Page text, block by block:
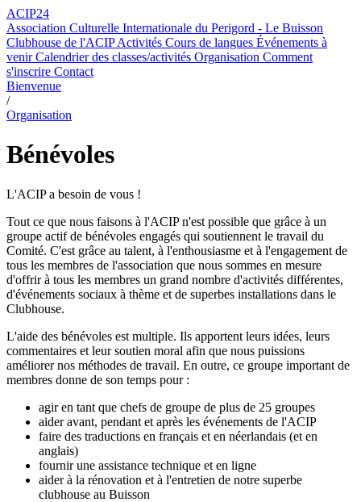
ACIP24
Association Culturelle Internationale du Perigord - Le Buisson
Clubhouse de l'ACIPActivités Cours de langues Événements à
venirCalendrier des classes/activités Organisation Comment
s'inscrire Contact
Bienvenue
/
Organisation
Bénévoles
L'ACIP a besoin de vous !
Tout ce que nous faisons à l'ACIP n'est possible que grâce à un
groupe actif de bénévoles engagés qui soutiennent le travail du
Comité. C'est grâce au talent, à l'enthousiasme et à l'engagement de
tous les membres de l'association que nous sommes en mesure
d'offrir à tous les membres un grand nombre d'activités différentes,
d'événements sociaux à thème et de superbes installations dans le
Clubhouse.
L'aide des bénévoles est multiple. Ils apportent leurs idées, leurs
commentaires et leur soutien moral afin que nous puissions
améliorer nos méthodes de travail. En outre, ce groupe important de
membres donne de son temps pour :
agir en tant que chefs de groupe de plus de 25 groupes
aider avant, pendant et après les événements de l'ACIP
faire des traductions en français et en néerlandais (et en
anglais)
fournir une assistance technique et en ligne
aider à la rénovation et à l'entretien de notre superbe
clubhouse au Buisson